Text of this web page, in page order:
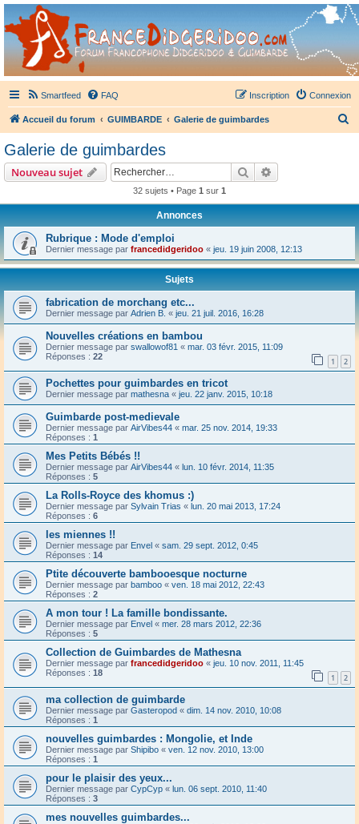
France Didgeridoo
Didgeridoo et Guimbarde sur France Didgeridoo - retrouvez la communauté.
Smartfeed FAQ Connexion
Inscription
Accueil du forum GUIMBARDE Galerie de guimbardes
r
Galerie de guimbardes
Nouveau sujet Rechercher
32 sujets • Page 1 sur 1
Annonces
Rubrique : Mode d'emploi
Dernier message par francedidgeridoo « jeu. 19 juin 2008, 12:13
Sujets
fabrication de morchang etc...
Dernier message par Adrien B. « jeu. 21 juil. 2016, 16:28
Nouvelles créations en bambou
Dernier message par swallowof81 « mar. 03 févr. 2015, 11:09
Réponses : 22 1 2
Pochettes pour guimbardes en tricot
Dernier message par mathesna « jeu. 22 janv. 2015, 10:18
Guimbarde post-medievale
Dernier message par AirVibes44 « mar. 25 nov. 2014, 19:33
Réponses : 1
Mes Petits Bébés !!
Dernier message par AirVibes44 « lun. 10 févr. 2014, 11:35
Réponses : 5
La Rolls-Royce des khomus :)
Dernier message par Sylvain Trias « lun. 20 mai 2013, 17:24
Réponses : 6
les miennes !!
Dernier message par Envel « sam. 29 sept. 2012, 0:45
Réponses : 14
Ptite découverte bambooesque nocturne
Dernier message par bamboo « ven. 18 mai 2012, 22:43
Réponses : 2
A mon tour ! La famille bondissante.
Dernier message par Envel « mer. 28 mars 2012, 22:36
Réponses : 5
Collection de Guimbardes de Mathesna
Dernier message par francedidgeridoo « jeu. 10 nov. 2011, 11:45
Réponses : 18 1 2
ma collection de guimbarde
Dernier message par Gasteropod « dim. 14 nov. 2010, 10:08
Réponses : 1
nouvelles guimbardes : Mongolie, et Inde
Dernier message par Shipibo « ven. 12 nov. 2010, 13:00
Réponses : 1
pour le plaisir des yeux...
Dernier message par CypCyp « lun. 06 sept. 2010, 11:40
Réponses : 3
mes nouvelles guimbardes...